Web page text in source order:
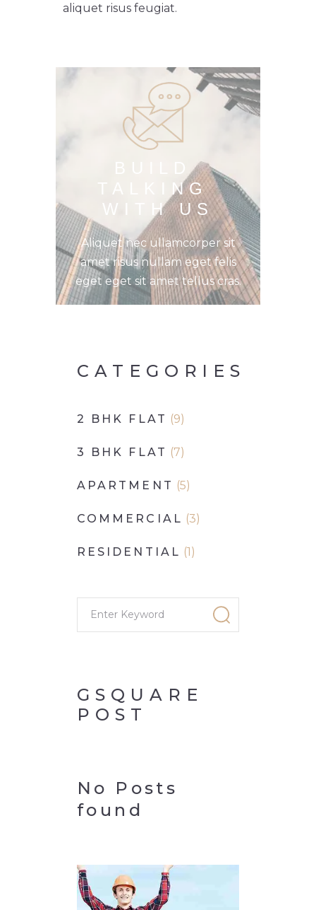
aliquet risus feugiat.
BUILD
TALKING
WITH US
Aliquet nec ullamcorper sit
amet risus nullam eget felis
eget eget sit amet tellus cras.
CATEGORIES
2 BHK FLAT (9)
3 BHK FLAT (7)
APARTMENT (5)
COMMERCIAL (3)
RESIDENTIAL (1)
GSQUARE
POST
No Posts
found